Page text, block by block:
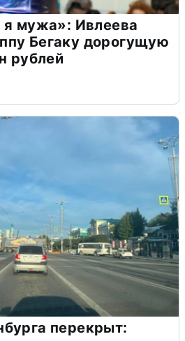
я мужа»: Ивлеева
Бегаку дорогущую
рублей
перекрыт: